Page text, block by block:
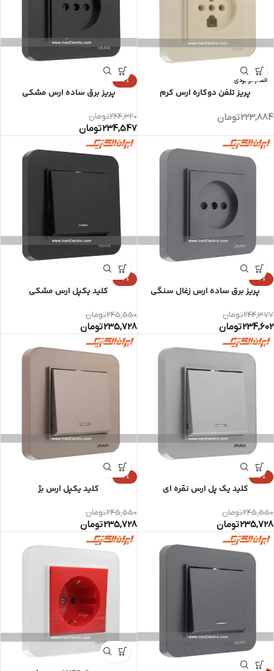
اتمام موجودی
پریز تلفن دوکاره ارس کرم
223,884تومان
-4%
پریز برق ساده ارس مشکی
244,320تومان
234,547تومان
-4%
پریز برق ساده ارس زغال سنگی
244,377تومان
234,602تومان
-4%
کلید یکپل ارس مشکی
245,550تومان
235,728تومان
-4%
کلید یک پل ارس نقره ای
245,550تومان
235,728تومان
-4%
کلید یکپل ارس بژ
245,550تومان
235,728تومان